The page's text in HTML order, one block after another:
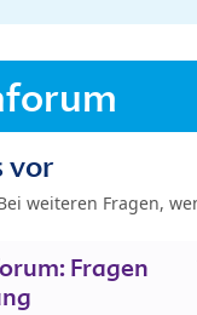
vor
weiteren Fragen,
Fragen